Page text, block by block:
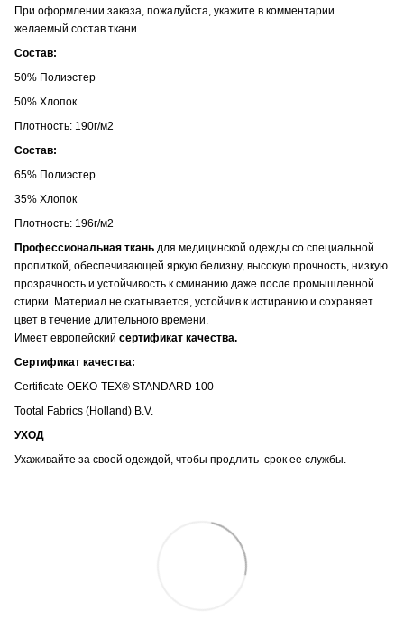
При оформлении заказа, пожалуйста, укажите в комментарии
желаемый состав ткани.
Состав:
50% Полиэстер
50% Хлопок
Плотность: 190г/м2
Состав:
65% Полиэстер
35% Хлопок
Плотность: 196г/м2
Профессиональная ткань для медицинской одежды со специальной
пропиткой, обеспечивающей яркую белизну, высокую прочность, низкую
прозрачность и устойчивость к сминанию даже после промышленной
стирки. Материал не скатывается, устойчив к истиранию и сохраняет
цвет в течение длительного времени.
Имеет европейский сертификат качества.
Сертификат качества:
Certificate OEKO-TEX® STANDARD 100
Tootal Fabrics (Holland) B.V.
УХОД
Ухаживайте за своей одеждой, чтобы продлить срок ее службы.